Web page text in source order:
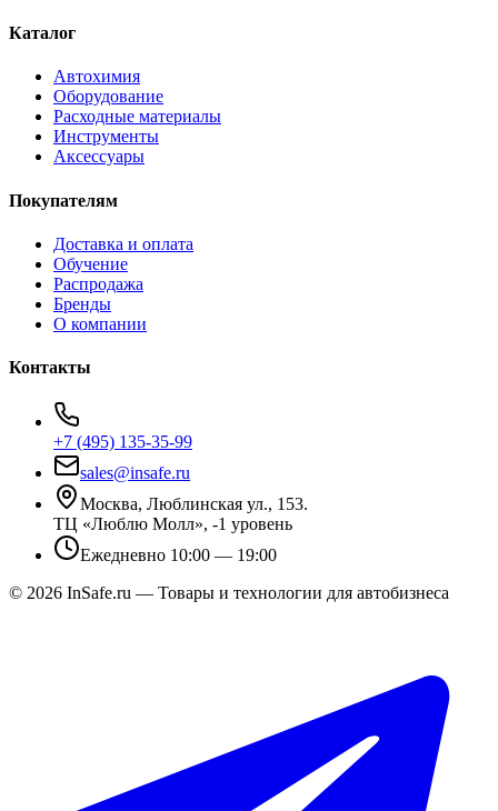
Каталог
Автохимия
Оборудование
Расходные материалы
Инструменты
Аксессуары
Покупателям
Доставка и оплата
Обучение
Распродажа
Бренды
О компании
Контакты
+7 (495) 135-35-99
sales@insafe.ru
Москва, Люблинская ул., 153.
ТЦ «Люблю Молл», -1 уровень
Ежедневно 10:00 — 19:00
© 2026 InSafe.ru — Товары и технологии для автобизнеса